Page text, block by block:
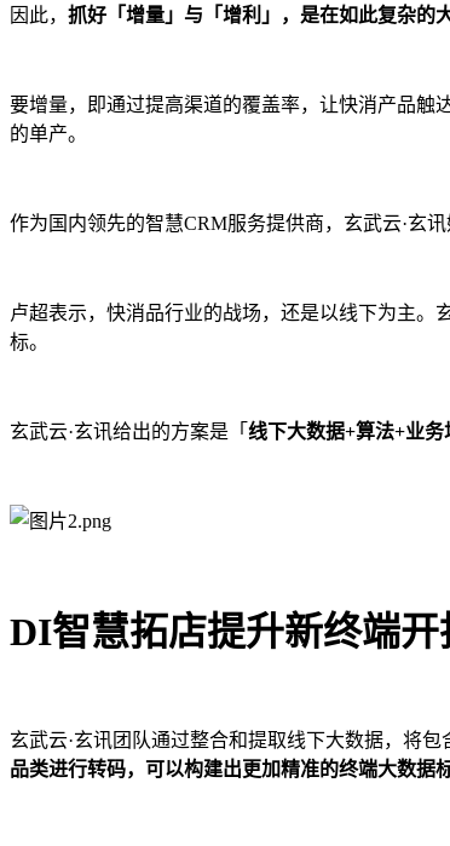
因此， 抓好「增量」与「增利」，是在如此复杂的
要增量，即通过提高渠道的覆盖率，让快消产品触
的单产。
作为国内领先的智慧CRM服务提供商，玄武云·玄
卢超表示，快消品行业的战场，还是以线下为主。
标。
玄武云·玄讯给出的方案是「 线下大数据+算法+业务
DI智慧拓店提升新终端开
玄武云·玄讯团队通过整合和提取线下大数据，将
品类进行转码，可以构建出更加精准的终端大数据